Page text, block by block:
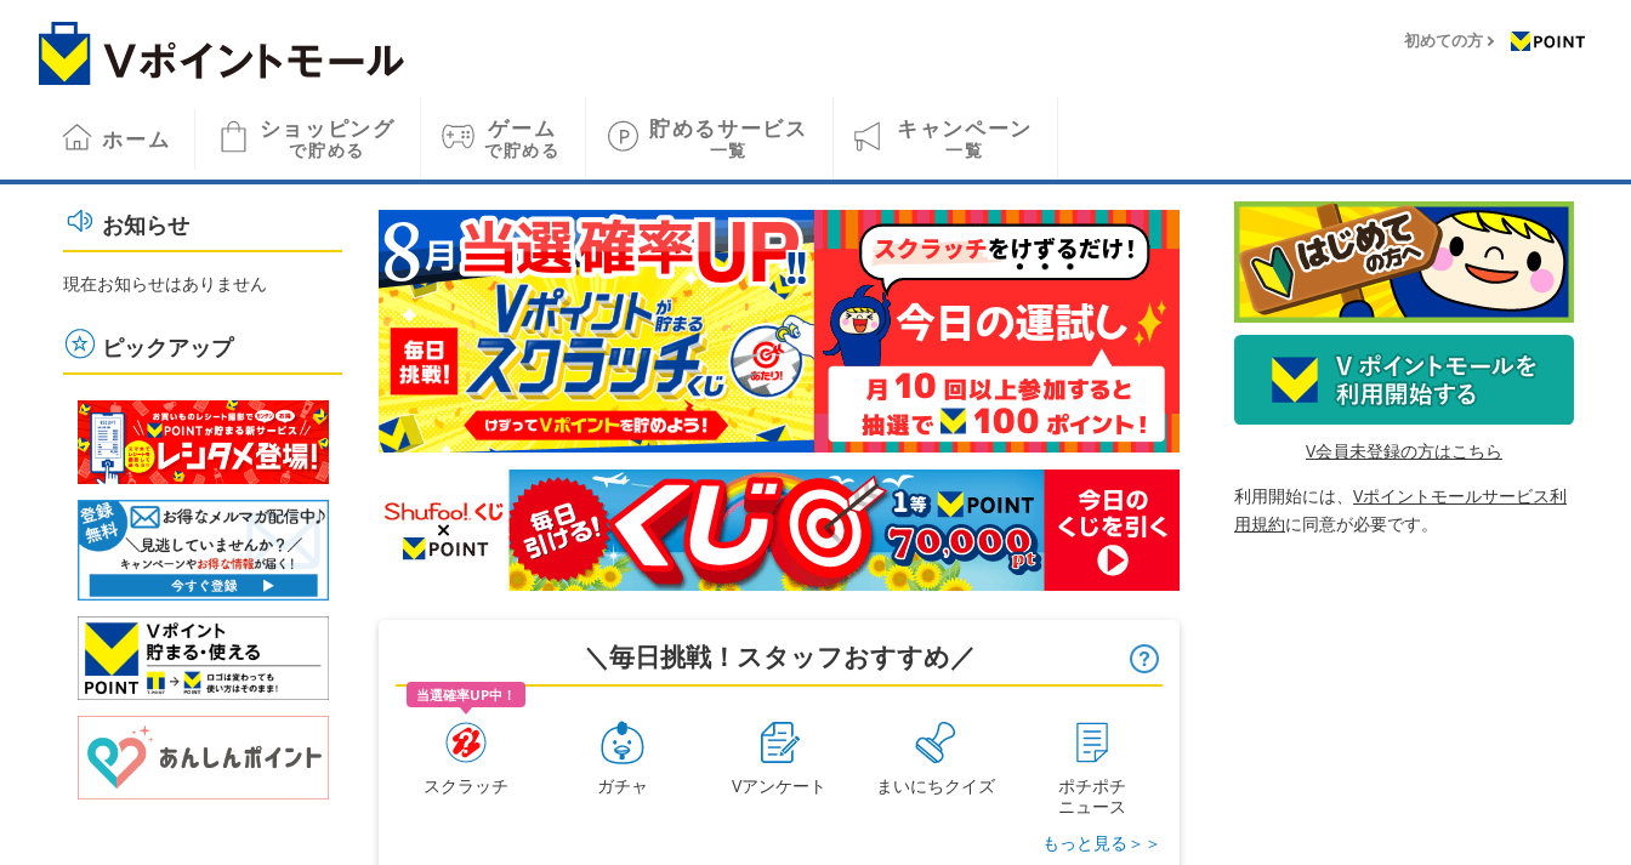
初めての方
ホーム ショッピング
で貯める
ゲーム
で貯める
貯めるサービス
一覧
キャンペーン
一覧
＼毎日挑戦！スタッフおすすめ／
当選確率UP中！
スクラッチ ガチャ Vアンケート まいにちクイズ
ポチポチ
ニュース
もっと見る＞＞
お知らせ
現在お知らせはありません
ピックアップ
V会員未登録の方はこちら
利用開始には、 Vポイントモールサービス利
用規約に同意が必要です。